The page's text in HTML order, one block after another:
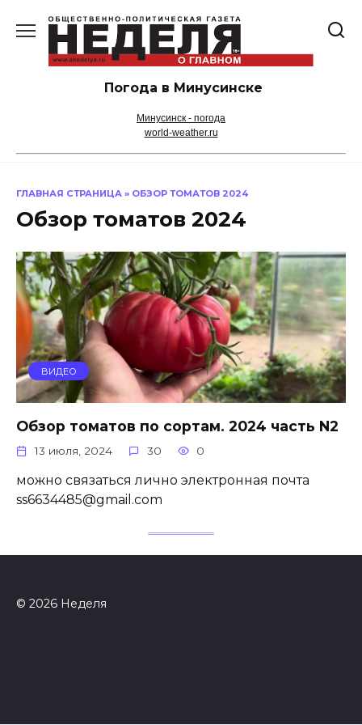
содержанию
Погода в Минусинске
Минусинск - погода
world-weather.ru
ГЛАВНАЯ СТРАНИЦА » ОБЗОР ТОМАТОВ 2024
Обзор томатов 2024
ВИДЕО
Обзор томатов по сортам. 2024 часть N2
13 июля, 2024 30 0
можно связаться лично электронная почта
ss6634485@gmail.com
© 2026 Неделя